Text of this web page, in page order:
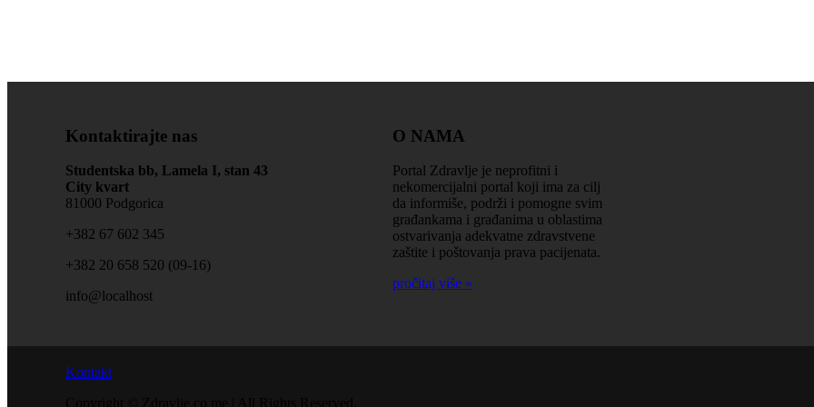
Kontaktirajte nas
Studentska bb, Lamela I, stan 43
City kvart
81000 Podgorica
+‎382 67 602 345
+‎382 20 658 520 (09-16)
info@localhost
O NAMA
Portal Zdravlje je neprofitni i
nekomercijalni portal koji ima za cilj
da informiše, podrži i pomogne svim
građankama i građanima u oblastima
ostvarivanja adekvatne zdravstvene
zaštite i poštovanja prava pacijenata.
pročitaj više »
Kontakt